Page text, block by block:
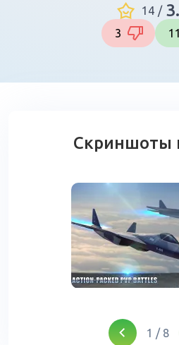
14 /
3 11
Скриншоты
1 / 8